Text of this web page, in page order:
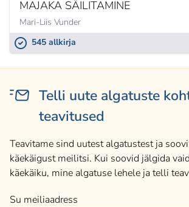
MAJAKA SÄILITAMINE
Mari-Liis Vunder
545 allkirja
Telli uute algatuste
teavitused
Teavitame sind uutest algatustest ja
käekäigust meilitsi. Kui soovid jälgida
käekäiku, mine algatuse lehele ja telli
Su meiliaadress